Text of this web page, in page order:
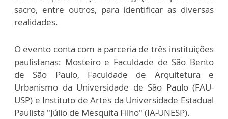
sacro, entre outros, para identificar as diversas
realidades.
O evento conta com a parceria de três instituições
paulistanas: Mosteiro e Faculdade de São Bento
de São Paulo, Faculdade de Arquitetura e
Urbanismo da Universidade de São Paulo (FAU-
USP) e Instituto de Artes da Universidade Estadual
Paulista "Júlio de Mesquita Filho" (IA-UNESP).